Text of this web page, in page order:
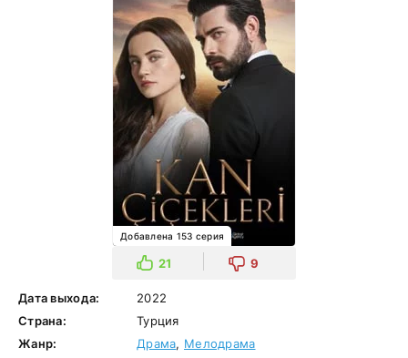
Добавлена 153 серия
21 9
Дата выхода:
2022
Страна:
Турция
Жанр:
Драма, Мелодрама